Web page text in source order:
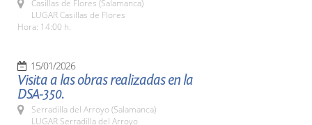
Casillas de Flores (Salamanca)
LUGAR Casillas de Flores
Hora: 14:00 h.
15/01/2026
Visita a las obras realizadas en la
DSA-350.
Serradilla del Arroyo (Salamanca)
LUGAR Serradilla del Arroyo